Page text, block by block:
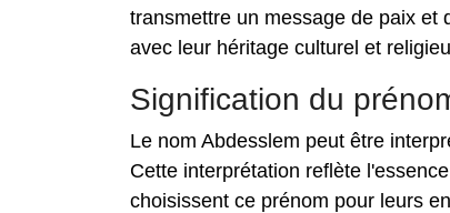
transmettre un message de paix et
avec leur héritage culturel et
Signification du
Le nom Abdesslem peut être
Cette interprétation reflète
choisissent ce prénom pour leurs